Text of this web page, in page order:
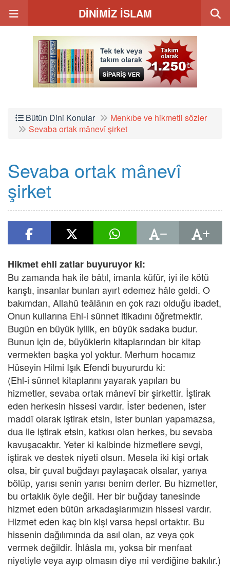
DİNİMİZ İSLAM
Bütün Dini Konular
Menkıbe ve hikmetli sözler
Sevaba ortak mânevî şirket
Sevaba ortak mânevî
şirket
Hikmet ehli zatlar buyuruyor ki:
Bu zamanda hak ile bâtıl, imanla küfür, iyi ile kötü
karıştı, insanlar bunları ayırt edemez hâle geldi. O
bakımdan, Allahü teâlânın en çok razı olduğu ibadet,
Onun kullarına Ehl-i sünnet itikadını öğretmektir.
Bugün en büyük iyilik, en büyük sadaka budur.
Bunun için de, büyüklerin kitaplarından bir kitap
vermekten başka yol yoktur. Merhum hocamız
Hüseyin Hilmi Işık Efendi buyururdu ki:
(Ehl-i sünnet kitaplarını yayarak yapılan bu
hizmetler, sevaba ortak mânevî bir şirkettir. İştirak
eden herkesin hissesi vardır. İster bedenen, ister
maddî olarak iştirak etsin, ister bunları yapamazsa,
dua ile iştirak etsin, katkısı olan herkes, bu sevaba
kavuşacaktır. Yeter ki kalbinde hizmetlere sevgi,
iştirak ve destek niyeti olsun. Mesela iki kişi ortak
olsa, bir çuval buğdayı paylaşacak olsalar, yarıya
bölüp, yarısı senin yarısı benim derler. Bu hizmetler,
bu ortaklık öyle değil. Her bir buğday tanesinde
hizmet eden bütün arkadaşlarımızın hissesi vardır.
Hizmet eden kaç bin kişi varsa hepsi ortaktır. Bu
hissenin dağılımında da asıl olan, az veya çok
vermek değildir. İhlâsla mı, yoksa bir menfaat
niyetiyle veya ayıp olmasın diye mi verdiğine bakılır.)